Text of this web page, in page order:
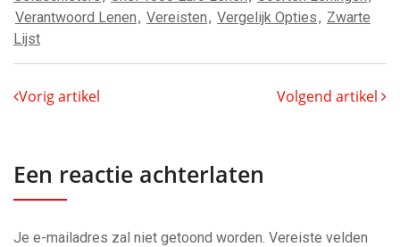
Verantwoord Lenen, Vereisten, Vergelijk Opties, Zwarte
Lijst
Vorig artikel Volgend artikel
Een reactie achterlaten
Je e-mailadres zal niet getoond worden. Vereiste velden